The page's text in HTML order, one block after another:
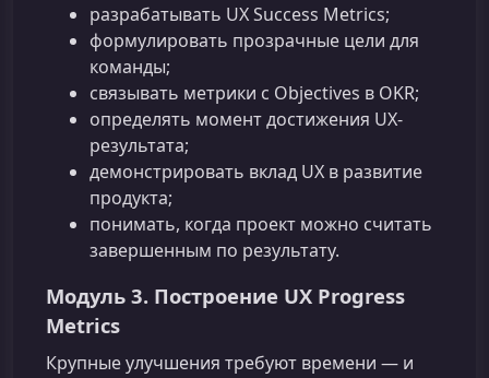
разрабатывать UX Success Metrics;
формулировать прозрачные цели для
команды;
связывать метрики с Objectives в OKR;
определять момент достижения UX-
результата;
демонстрировать вклад UX в развитие
продукта;
понимать, когда проект можно считать
завершенным по результату.
Модуль 3. Построение UX Progress
Metrics
Крупные улучшения требуют времени — и